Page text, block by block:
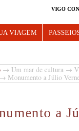
VIGO
VIAGEM
→ Um mar de cultura →
→ Monumento a Júlio
a